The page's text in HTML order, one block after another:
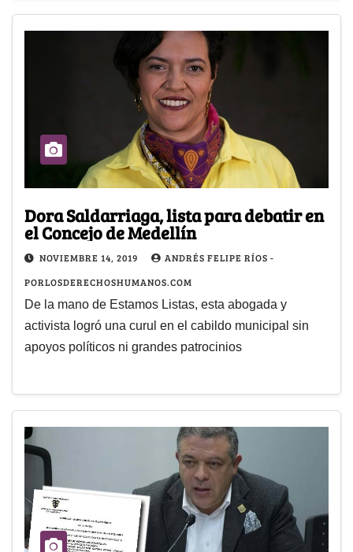
Dora Saldarriaga, lista para debatir en
el Concejo de Medellín
NOVIEMBRE 14, 2019
ANDRÉS FELIPE RÍOS -
PORLOSDERECHOSHUMANOS.COM
De la mano de Estamos Listas, esta abogada y
activista logró una curul en el cabildo municipal sin
apoyos políticos ni grandes patrocinios